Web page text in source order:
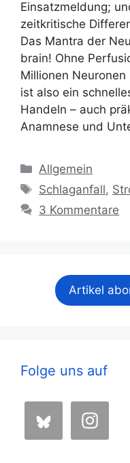
Einsatzmeldung;
zeitkritische
Das Mantra der
brain! Ohne
Millionen
ist also ein
Handeln – auch
Anamnese und
Kategorien
Allgemein
Schlagwörter
Schlaganfall,
3 Kommentare
Artikel
Folge uns auf